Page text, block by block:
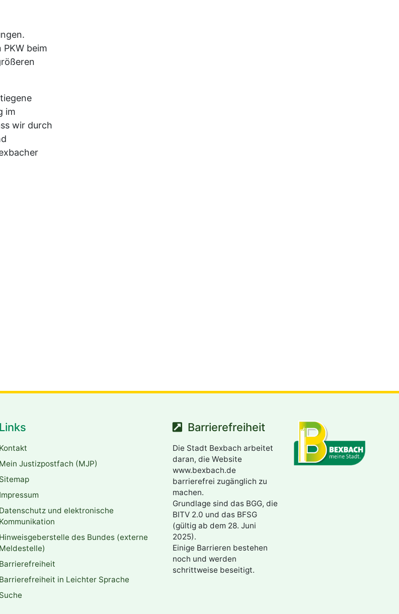
beim
im
wir durch
Links
Kontakt
Mein Justizpostfach (MJP)
Sitemap
Impressum
Datenschutz und elektronische
Kommunikation
Hinweisgeberstelle des Bundes (externe
Meldestelle)
Barrierefreiheit
Barrierefreiheit in Leichter Sprache
Suche
Barrierefreiheit
Die Stadt Bexbach arbeitet
daran, die Website
www.bexbach.de
barrierefrei zugänglich zu
machen.
Grundlage sind das BGG, die
BITV 2.0 und das BFSG
(gültig ab dem 28. Juni
2025).
Einige Barrieren bestehen
noch und werden
schrittweise beseitigt.